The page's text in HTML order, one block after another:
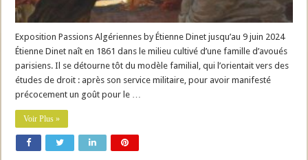
Exposition Passions Algériennes by Étienne Dinet jusqu’au 9 juin 2024
Étienne Dinet naît en 1861 dans le milieu cultivé d’une famille d’avoués
parisiens. Il se détourne tôt du modèle familial, qui l’orientait vers des
études de droit : après son service militaire, pour avoir manifesté
précocement un goût pour le …
Voir Plus »